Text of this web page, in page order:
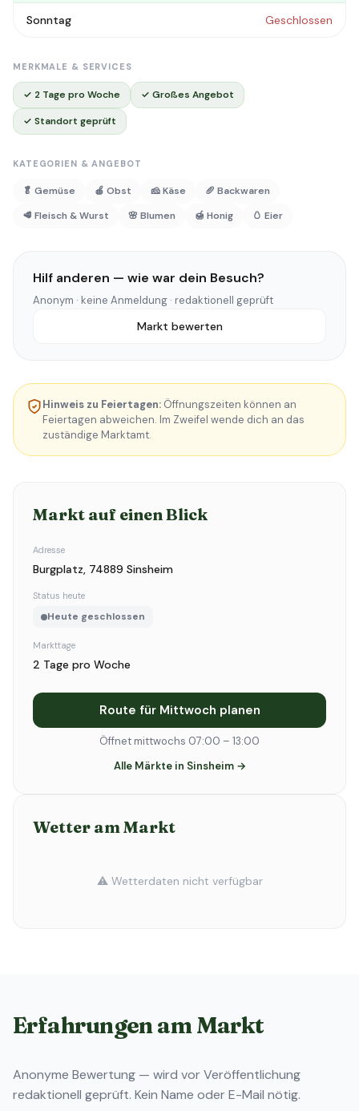
Sonntag Geschlossen
MERKMALE & SERVICES
✓ 2 Tage pro Woche ✓ Großes Angebot
✓ Standort geprüft
KATEGORIEN & ANGEBOT
🥬 Gemüse 🍎 Obst 🧀 Käse
🥖 Backwaren
🥩 Fleisch & Wurst
🌸 Blumen 🍯 Honig 🥚 Eier
Hilf anderen — wie war dein Besuch?
Anonym · keine Anmeldung · redaktionell geprüft
Markt bewerten
Hinweis zu Feiertagen: Öffnungszeiten können an
Feiertagen abweichen. Im Zweifel wende dich an das
zuständige Marktamt.
Markt auf einen Blick
Adresse
Burgplatz, 74889 Sinsheim
Status heute
Heute geschlossen
Markttage
2 Tage pro Woche
Route für Mittwoch planen
Öffnet mittwochs 07:00 – 13:00
Alle Märkte in Sinsheim →
Wetter am Markt
⚠️ Wetterdaten nicht verfügbar
Erfahrungen am Markt
Anonyme Bewertung — wird vor Veröffentlichung
redaktionell geprüft. Kein Name oder E-Mail nötig.